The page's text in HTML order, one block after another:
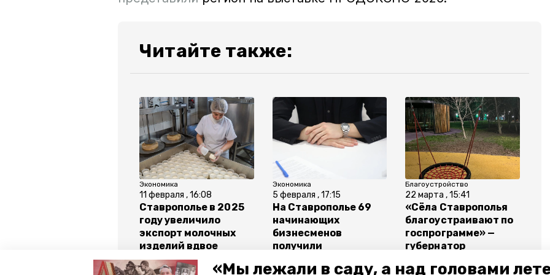
«Мы лежали в саду, а над головами
Читайте также:
Экономика
11 февраля , 16:08
Ставрополье в 2025
году увеличило
экспорт молочных
изделий вдвое
Экономика
5 февраля , 17:15
На Ставрополье 69
начинающих
бизнесменов
получили
2025 году
Благоустройство
22 марта , 15:41
«Сёла Ставрополья
благоустраивают по
госпрограмме» —
губернатор